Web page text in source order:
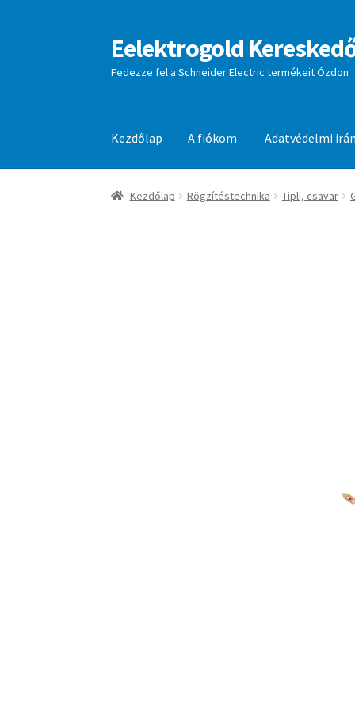
Ugrás
a
navigációhoz
Kilépés
a
tartalomba
Eelektrogold
Fedezze fel a Schneider Electric termékeit Ózdon
Kezdőlap A fiókom Adatvédelmi
Kezdőlap A fiókom Adatvédelmi irányelvek
Kezdőlap Rögzítéstechnika Tipli, csavar